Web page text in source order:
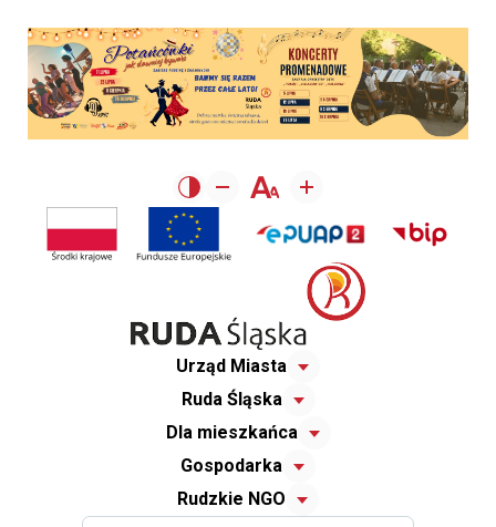
Urząd Miasta
Ruda Śląska
Dla mieszkańca
Gospodarka
Rudzkie NGO